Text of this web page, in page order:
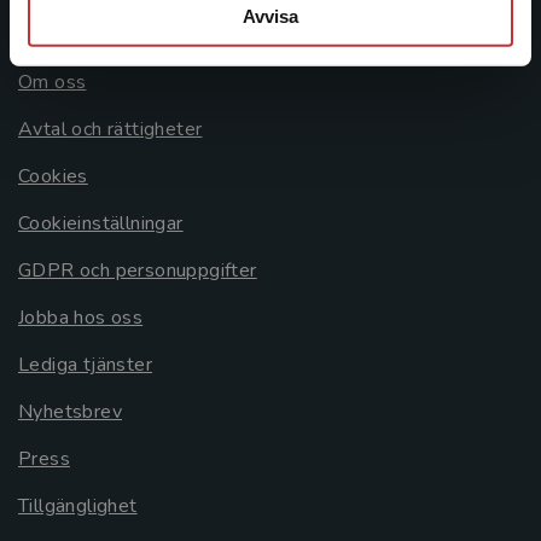
Avvisa
Om oss
Avtal och rättigheter
Cookies
Cookieinställningar
GDPR och personuppgifter
Jobba hos oss
Lediga tjänster
Nyhetsbrev
Press
Tillgänglighet